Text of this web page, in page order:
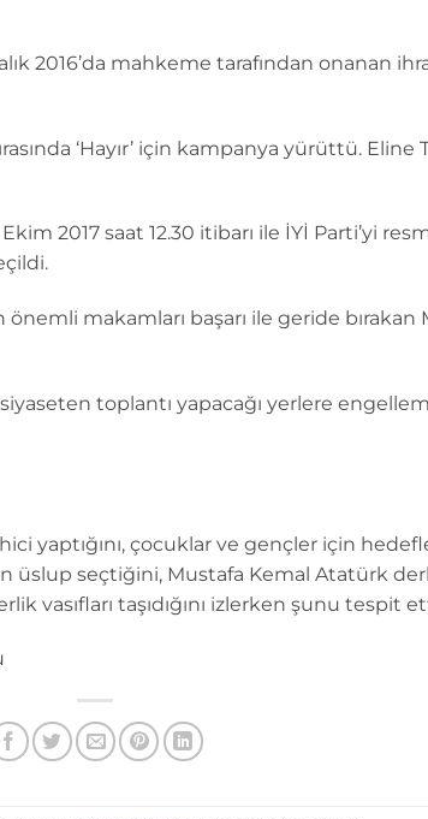
2016’da mahkeme tarafından onanan
‘Hayır’ için kampanya yürüttü. Eline
2017 saat 12.30 itibarı ile İYİ Parti’yi
makamları başarı ile geride bırakan
toplantı yapacağı yerlere
yaptığını, çocuklar ve gençler için
üslup seçtiğini, Mustafa Kemal Atatürk
vasıfları taşıdığını izlerken şunu tespit